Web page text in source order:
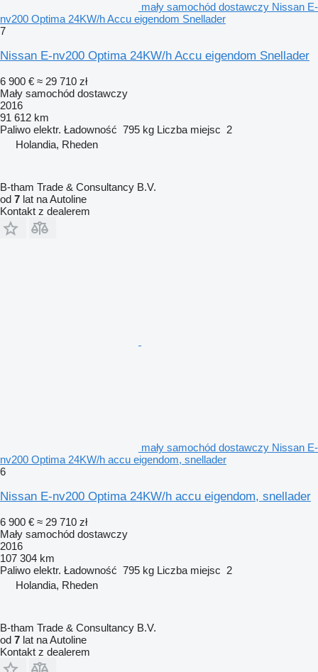
mały samochód dostawczy Nissan E-
nv200 Optima 24KW/h Accu eigendom Snellader
7
Nissan E-nv200 Optima 24KW/h Accu eigendom Snellader
6 900 € ≈ 29 710 zł
Mały samochód dostawczy
2016
91 612 km
Paliwo elektr. Ładowność 795 kg Liczba miejsc 2
Holandia, Rheden
B-tham Trade & Consultancy B.V.
od 7 lat na Autoline
Kontakt z dealerem
mały samochód dostawczy Nissan E-
nv200 Optima 24KW/h accu eigendom, snellader
6
Nissan E-nv200 Optima 24KW/h accu eigendom, snellader
6 900 € ≈ 29 710 zł
Mały samochód dostawczy
2016
107 304 km
Paliwo elektr. Ładowność 795 kg Liczba miejsc 2
Holandia, Rheden
B-tham Trade & Consultancy B.V.
od 7 lat na Autoline
Kontakt z dealerem